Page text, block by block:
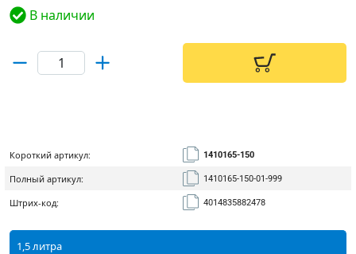
В наличии
1,5 литра
Короткий артикул: 1410165-150
Полный артикул: 1410165-150-01-999
Штрих-код: 4014835882478